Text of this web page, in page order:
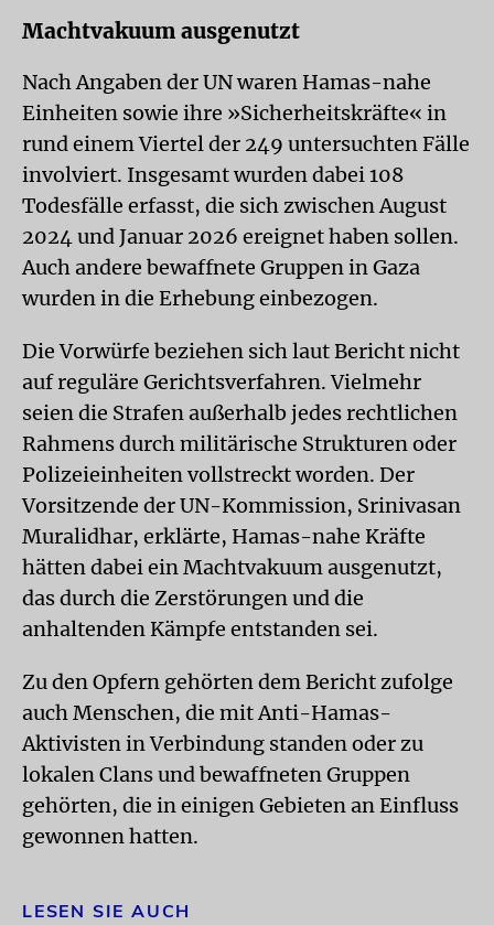
Machtvakuum ausgenutzt
Nach Angaben der UN waren Hamas-nahe
Einheiten sowie ihre »Sicherheitskräfte« in
rund einem Viertel der 249 untersuchten Fälle
involviert. Insgesamt wurden dabei 108
Todesfälle erfasst, die sich zwischen August
2024 und Januar 2026 ereignet haben sollen.
Auch andere bewaffnete Gruppen in Gaza
wurden in die Erhebung einbezogen.
Die Vorwürfe beziehen sich laut Bericht nicht
auf reguläre Gerichtsverfahren. Vielmehr
seien die Strafen außerhalb jedes rechtlichen
Rahmens durch militärische Strukturen oder
Polizeieinheiten vollstreckt worden. Der
Vorsitzende der UN-Kommission, Srinivasan
Muralidhar, erklärte, Hamas-nahe Kräfte
hätten dabei ein Machtvakuum ausgenutzt,
das durch die Zerstörungen und die
anhaltenden Kämpfe entstanden sei.
Zu den Opfern gehörten dem Bericht zufolge
auch Menschen, die mit Anti-Hamas-
Aktivisten in Verbindung standen oder zu
lokalen Clans und bewaffneten Gruppen
gehörten, die in einigen Gebieten an Einfluss
gewonnen hatten.
LESEN SIE AUCH